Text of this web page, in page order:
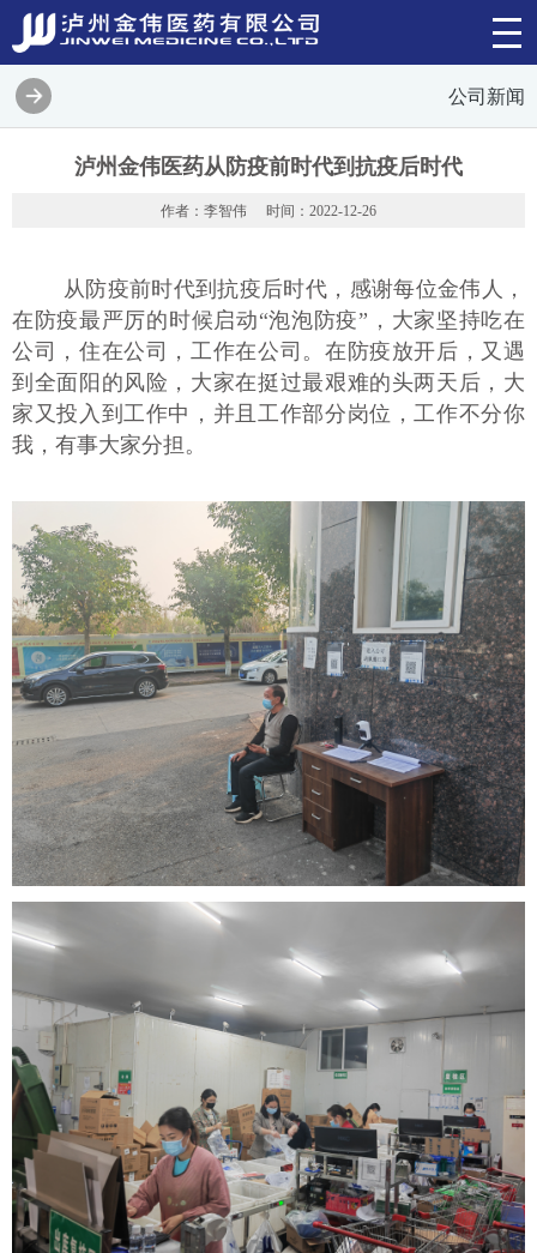
公司新闻
泸州金伟医药从防疫前时代到抗疫后时代
作者：李智伟 时间：2022-12-26
从防疫前时代到抗疫后时代，感谢每位金伟人，
在防疫最严厉的时候启动“泡泡防疫”，大家坚持吃在
公司，住在公司，工作在公司。在防疫放开后，又遇
到全面阳的风险，大家在挺过最艰难的头两天后，大
家又投入到工作中，并且工作部分岗位，工作不分你
我，有事大家分担。